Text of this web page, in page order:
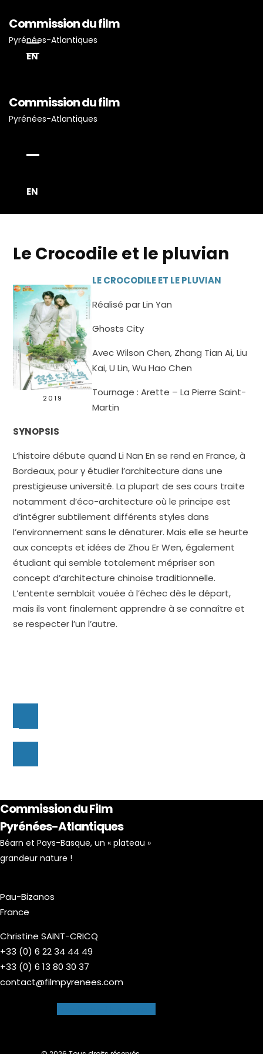
Commission du film
Pyrénées-Atlantiques
EN
Commission du film
Pyrénées-Atlantiques
EN
Accueil
Actualités
Le Crocodile et le pluvian
2019
LE CROCODILE ET LE PLUVIAN
Réalisé par Lin Yan
Ghosts City
Avec Wilson Chen, Zhang Tian Ai, Liu
Kai, U Lin, Wu Hao Chen
Tournage : Arette – La Pierre Saint-
Martin
SYNOPSIS
L’histoire débute quand Li Nan En se rend en France, à
Bordeaux, pour y étudier l’architecture dans une
prestigieuse université. La plupart de ses cours traite
notamment d’éco-architecture où le principe est
d’intégrer subtilement différents styles dans
l’environnement sans le dénaturer. Mais elle se heurte
aux concepts et idées de Zhou Er Wen, également
étudiant qui semble totalement mépriser son
concept d’architecture chinoise traditionnelle.
L’entente semblait vouée à l’échec dès le départ,
mais ils vont finalement apprendre à se connaître et
se respecter l’un l’autre.
Commission du Film
Pyrénées-Atlantiques
Béarn et Pays-Basque, un « plateau »
grandeur nature !
Pau-Bizanos
France
Christine SAINT-CRICQ
+33 (0) 6 22 34 44 49
+33 (0) 6 13 80 30 37
contact@filmpyrenees.com